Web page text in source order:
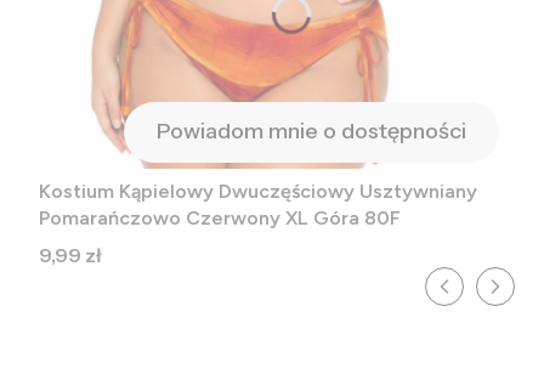
Powiadom mnie o dostępności
Kostium Kąpielowy Dwuczęściowy Usztywniany
Pomarańczowo Czerwony XL Góra 80F
Cena
9,99 zł